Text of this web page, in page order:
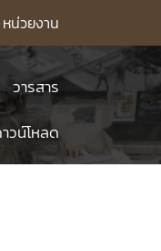
หน่วยงาน
วารสาร
วน์โหลด